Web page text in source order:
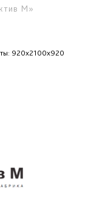
М»
920х2100х920